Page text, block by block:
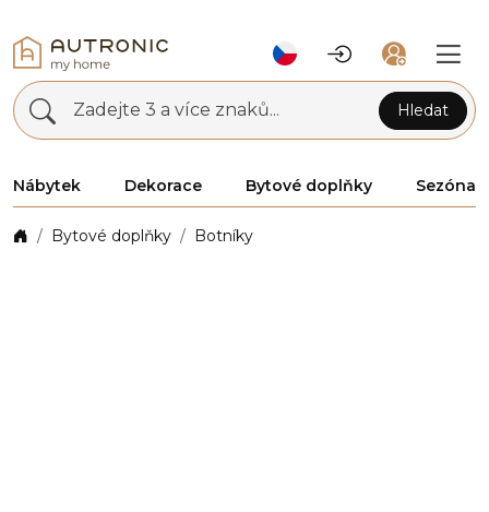
Zadejte 3 a více znaků... Hledat
Nábytek Dekorace Bytové doplňky Sezóna
Bytové doplňky Botníky